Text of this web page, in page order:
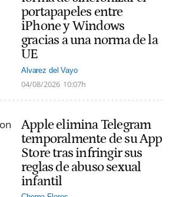
portapapeles entre
iPhone y Windows
gracias a una norma de la
UE
Alvarez del Vayo
04/08/2026 10:07h
Apple elimina Telegram
temporalmente de su App
Store tras infringir sus
reglas de abuso sexual
infantil